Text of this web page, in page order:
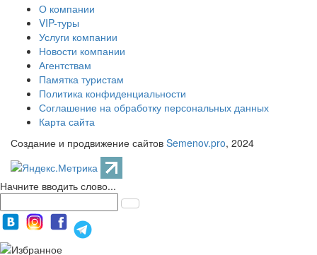
О компании
VIP-туры
Услуги компании
Новости компании
Агентствам
Памятка туристам
Политика конфиденциальности
Соглашение на обработку персональных данных
Карта сайта
Создание и продвижение сайтов Semenov.pro, 2024
Начните вводить слово...